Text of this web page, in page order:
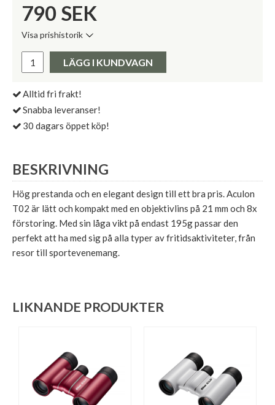
790 SEK
Visa prishistorik
Pris:
LÄGG I KUNDVAGN
Alltid fri frakt!
Snabba leveranser!
30 dagars öppet köp!
BESKRIVNING
Hög prestanda och en elegant design till ett bra pris. Aculon
T02 är lätt och kompakt med en objektivlins på 21 mm och 8x
förstoring. Med sin låga vikt på endast 195g passar den
perfekt att ha med sig på alla typer av fritidsaktiviteter, från
resor till sportevenemang.
LIKNANDE PRODUKTER